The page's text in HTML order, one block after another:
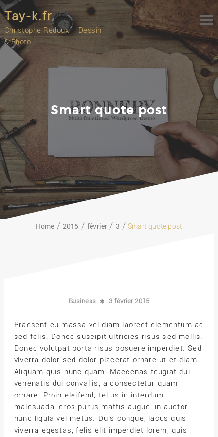
Skip
to
content
Tay-k.fr
Christophe Redoux – Dessin
& Photo
Smart quote post
Home 2015 février 3 Smart quote post
Business 3 février 2015
Praesent eu massa vel diam laoreet elementum ac
sed felis. Donec suscipit ultricies risus sed mollis.
Donec volutpat porta risus posuere imperdiet. Sed
viverra dolor sed dolor placerat ornare ut et diam.
Aliquam quis nunc quam. Maecenas feugiat dui
venenatis dui convallis, a consectetur quam
ornare. Proin eleifend, tellus in interdum
malesuada, eros purus mattis augue, in auctor
nunc ligula vel metus. Duis congue, lacus quis
viverra egestas, felis elit imperdiet lorem, quis